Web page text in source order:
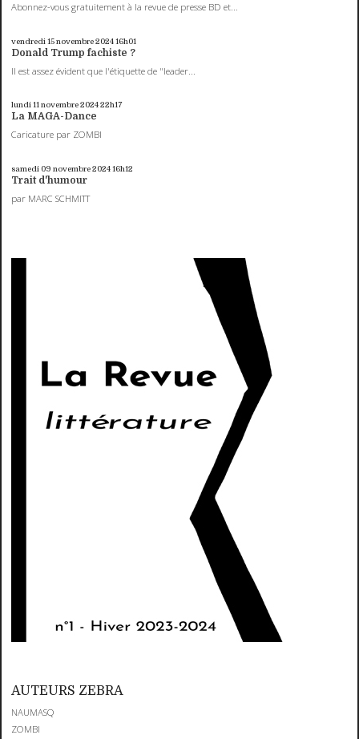
Abonnez-vous gratuitement à la revue de presse BD et...
vendredi 15novembre 202416h01
Donald Trump fachiste ?
Il est assez évident que l'étiquette de "leader...
lundi 11novembre 202422h17
La MAGA-Dance
Caricature par ZOMBI
samedi 09 novembre 202416h12
Trait d'humour
par MARC SCHMITT
AUTEURS ZEBRA
NAUMASQ
ZOMBI